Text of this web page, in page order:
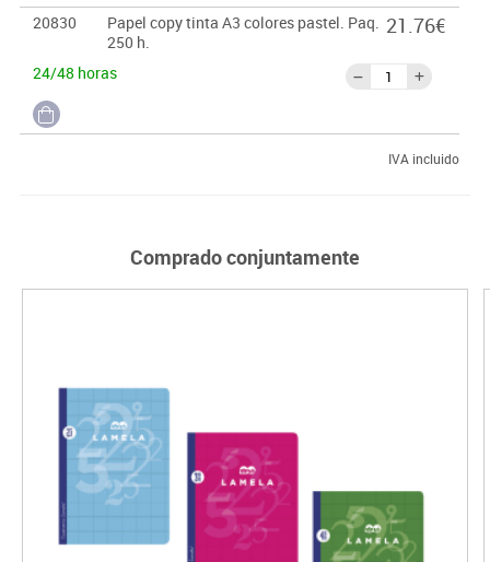
20830
Papel copy tinta A3 colores pastel. Paq.
250 h.
24/48 horas
21.76€
IVA incluido
Comprado conjuntamente